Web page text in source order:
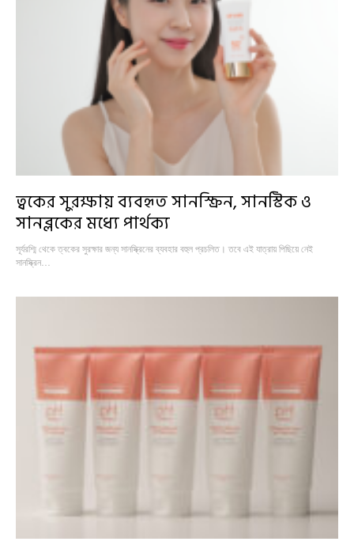
ত্বকের সুরক্ষায় ব্যবহৃত সানস্ক্রিন, সানস্টিক ও
সানব্লকের মধ্যে পার্থক্য
সূর্যরশ্মি থেকে ত্বকের সুরক্ষার জন্য সানস্ক্রিনের ব্যবহার বহুল প্রচলিত। তবে এই যাত্রায় পিছিয়ে নেই
সানস্ক্রিন…